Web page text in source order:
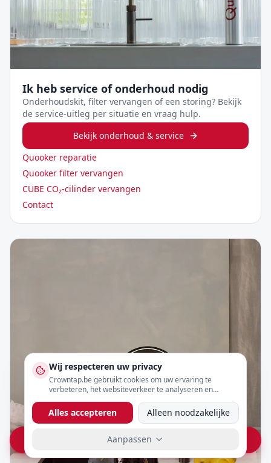
Ik heb service of onderhoud nodig
Onderhoudskit, filter vervangen of een storing? Bekijk
de service-uitleg per situatie en vraag hulp.
Bekijk onderhoud & service
Quooker reparatie
Quooker filter vervangen
CUBE CO₂-cilinder vervangen
Contact
Vraag prijs op WhatsApp
Wij respecteren uw privacy
Crowntap.be gebruikt cookies om uw ervaring te
verbeteren, het websiteverkeer te analyseren en
voorkeuren hieronder aanpassen.
Alles accepteren Alleen noodzakelijke
Aanpassen